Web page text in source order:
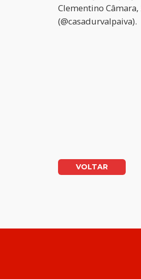
Clementino
(@casadurvalpaiva).
VOLTAR